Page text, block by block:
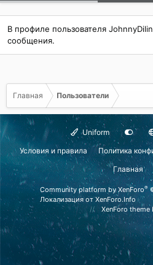
В профиле пользователя
сообщения.
Главная Пользователи
Uniform
Условия и правила
Политика
Главная
Community platform by XenForo®
Локализация отXenForo.Info
XenForo theme